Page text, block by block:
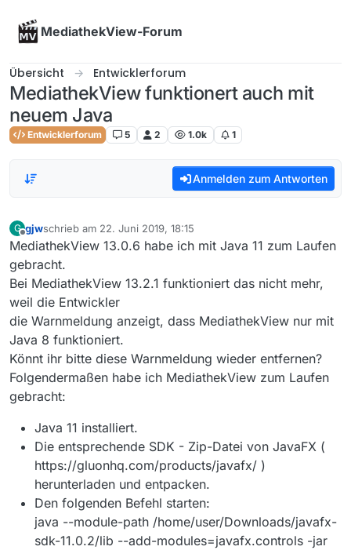
MediathekView-Forum
Übersicht Entwicklerforum
MediathekView funktionert auch mit
neuem Java
Entwicklerforum 5 2 1.0k 1
Anmelden zum Antworten
G
Offline
gjwschrieb am 22. Juni 2019, 18:15
zuletzt editiert von
MediathekView 13.0.6 habe ich mit Java 11 zum Laufen
gebracht.
Bei MediathekView 13.2.1 funktioniert das nicht mehr,
weil die Entwickler
die Warnmeldung anzeigt, dass MediathekView nur mit
Java 8 funktioniert.
Könnt ihr bitte diese Warnmeldung wieder entfernen?
Folgendermaßen habe ich MediathekView zum Laufen
gebracht:
Java 11 installiert.
Die entsprechende SDK - Zip-Datei von JavaFX (
https://gluonhq.com/products/javafx/ )
herunterladen und entpacken.
Den folgenden Befehl starten:
java --module-path /home/user/Downloads/javafx-
sdk-11.0.2/lib --add-modules=javafx.controls -jar